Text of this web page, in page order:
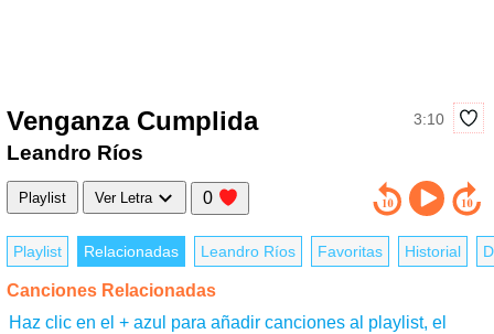
Venganza Cumplida 3:10
Leandro Ríos
Playlist Ver Letra 0
Playlist Relacionadas Leandro Ríos Favoritas Historial
Canciones Relacionadas
Haz clic en el + azul para añadir canciones al playlist, el